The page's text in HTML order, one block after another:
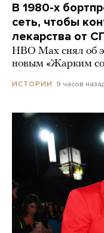
В 1980-х
сеть, чтобы
лекарства от
HBO Max снял об
новым «Жарким
ИСТОРИИ 9 часов